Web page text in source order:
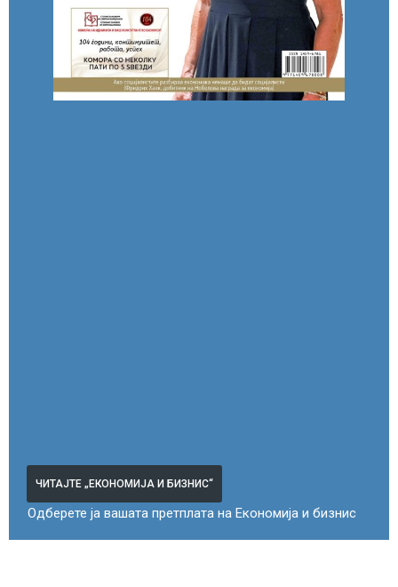
ЧИТАЈТЕ „ЕКОНОМИЈА И БИЗНИС“
Одберете ја вашата претплата на Економија и бизнис